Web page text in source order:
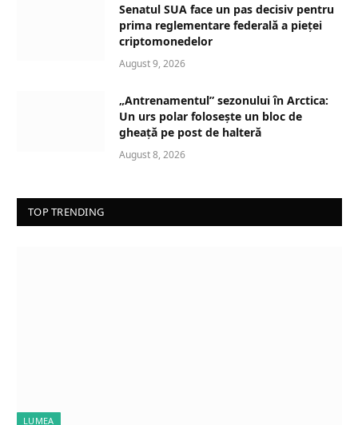
Senatul SUA face un pas decisiv pentru
prima reglementare federală a pieței
criptomonedelor
August 9, 2026
„Antrenamentul” sezonului în Arctica:
Un urs polar folosește un bloc de
gheață pe post de halteră
August 8, 2026
TOP TRENDING
LUMEA